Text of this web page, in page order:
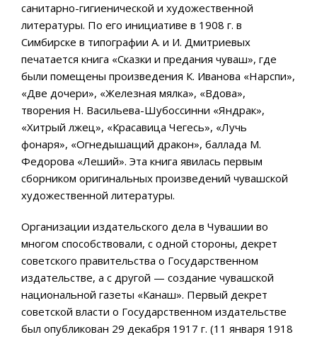
санитарно-гигиенической и художественной
литературы. По его инициативе в 1908 г. в
Симбирске в типографии А. и И. Дмитриевых
печатается книга «Сказки и предания чуваш», где
были помещены произведения К. Иванова «Нарспи»,
«Две дочери», «Железная мялка», «Вдова»,
творения Н. Васильева-Шубоссинни «Яндрак»,
«Хитрый лжец», «Красавица Чегесь», «Лучь
фонаря», «Огнедышащий дракон», баллада М.
Федорова «Леший». Эта книга явилась первым
сборником оригинальных произведений чувашской
художественной литературы.
Организации издательского дела в Чувашии во
многом способствовали, с одной стороны, декрет
советского правительства о Государственном
издательстве, а с другой — создание чувашской
национальной газеты «Канаш». Первый декрет
советской власти о Государственном издательстве
был опубликован 29 декабря 1917 г. (11 января 1918